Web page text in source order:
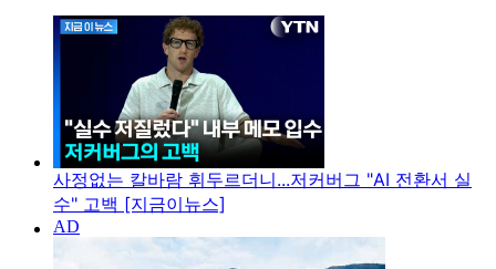
사정없는 칼바람 휘두르더니...저커버그 "AI 전환서 실
수" 고백 [지금이뉴스]